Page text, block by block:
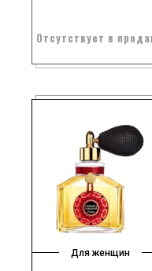
Отсутствует в
Для женщин